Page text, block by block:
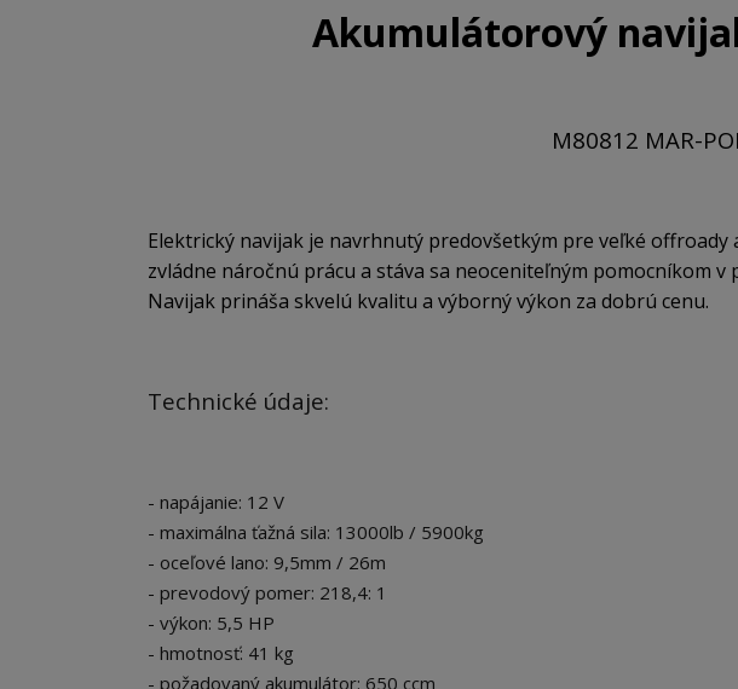
Akumulátorový
M80812 MAR-
Elektrický navijak je navrhnutý predovšetkým pre veľké offroady
zvládne náročnú prácu a stáva sa neoceniteľným pomocníkom
Navijak prináša skvelú kvalitu a výborný výkon za dobrú cenu.
Technické údaje:
- napájanie: 12 V
- maximálna ťažná sila: 13000lb / 5900kg
- oceľové lano: 9,5mm / 26m
- prevodový pomer: 218,4: 1
- výkon: 5,5 HP
- hmotnosť: 41 kg
- požadovaný akumulátor: 650 ccm